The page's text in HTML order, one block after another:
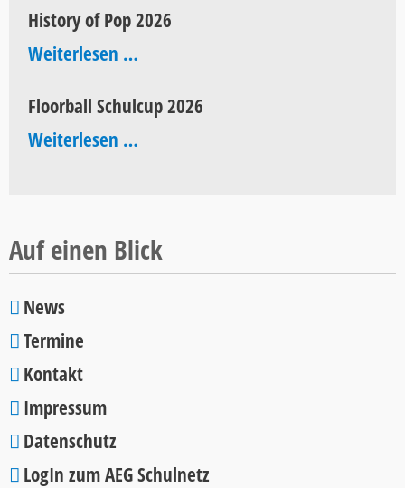
History of Pop 2026
Weiterlesen …History
Pop
2026
Floorball Schulcup 2026
Weiterlesen …Floorball
Auf einen Blick
Navigation
überspringen
News
Termine
Kontakt
Impressum
Datenschutz
LogIn zum AEG Schulnetz